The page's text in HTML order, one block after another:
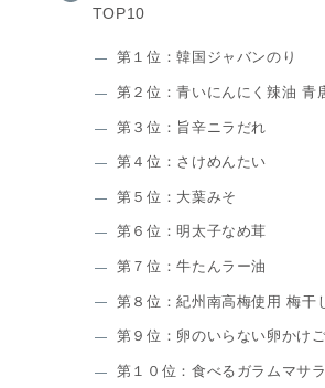
TOP10
第１位：韓国ジャバンのり
第２位：青いにんにく辣油 青
第３位：旨辛ニラだれ
第４位：さけめんたい
第５位：大葉みそ
第６位：明太子なめ茸
第７位：牛たんラー油
第８位：紀州南高梅使用 梅干
第９位：卵のいらない卵かけ
第１０位：食べるガラムマサラ